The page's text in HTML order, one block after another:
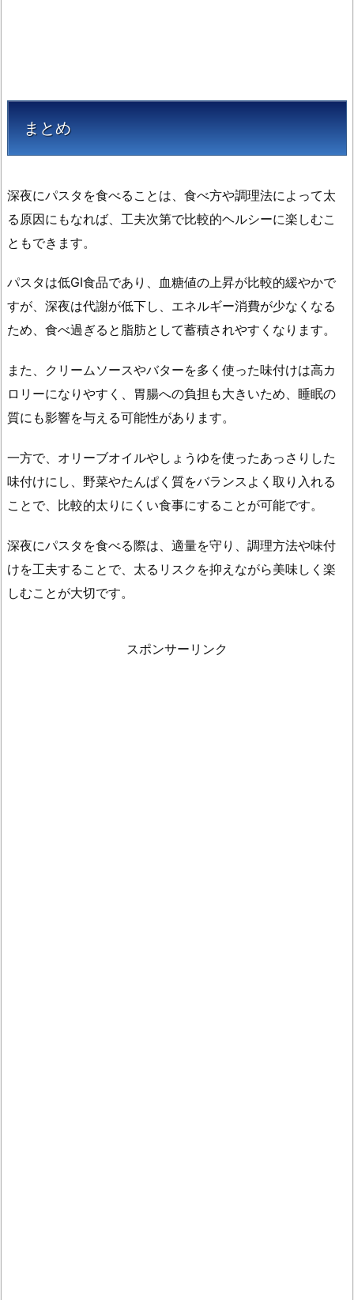
まとめ
深夜にパスタを食べることは、食べ方や調理法によって太
る原因にもなれば、工夫次第で比較的ヘルシーに楽しむこ
ともできます。
パスタは低GI食品であり、血糖値の上昇が比較的緩やかで
すが、深夜は代謝が低下し、エネルギー消費が少なくなる
ため、食べ過ぎると脂肪として蓄積されやすくなります。
また、クリームソースやバターを多く使った味付けは高カ
ロリーになりやすく、胃腸への負担も大きいため、睡眠の
質にも影響を与える可能性があります。
一方で、オリーブオイルやしょうゆを使ったあっさりした
味付けにし、野菜やたんぱく質をバランスよく取り入れる
ことで、比較的太りにくい食事にすることが可能です。
深夜にパスタを食べる際は、適量を守り、調理方法や味付
けを工夫することで、太るリスクを抑えながら美味しく楽
しむことが大切です。
スポンサーリンク